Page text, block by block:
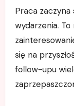
Praca
wydarzenia.
się na
follow-upu